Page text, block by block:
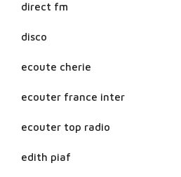
direct fm
disco
ecoute cherie
ecouter france inter
ecouter top radio
edith piaf